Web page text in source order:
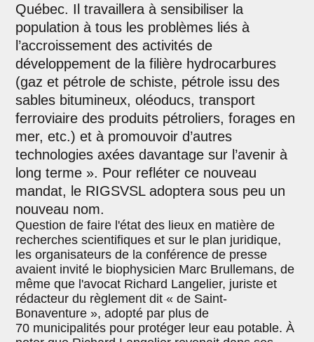
Québec. Il travaillera à sensibiliser la
population à tous les problèmes liés à
l’accroissement des activités de
développement de la filière hydrocarbures
(gaz et pétrole de schiste, pétrole issu des
sables bitumineux, oléoducs, transport
ferroviaire des produits pétroliers, forages en
mer, etc.) et à promouvoir d’autres
technologies axées davantage sur l’avenir à
long terme ». Pour refléter ce nouveau
mandat, le RIGSVSL adoptera sous peu un
nouveau nom.
Question de faire l'état des lieux en matière de
recherches scientifiques et sur le plan juridique,
les organisateurs de la conférence de presse
avaient invité le biophysicien Marc Brullemans, de
même que l'avocat Richard Langelier, juriste et
rédacteur du règlement dit « de Saint-
Bonaventure », adopté par plus de
70 municipalités pour protéger leur eau potable. À